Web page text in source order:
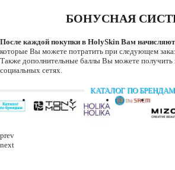
БОНУСНАЯ
После каждой покупки в HolySkin Вам
которые Вы можете потратить при следующем
Также дополнительные баллы Вы можете получить
социальных сетях.
КАТАЛОГ ПО БРЕНДАМ
prev
next